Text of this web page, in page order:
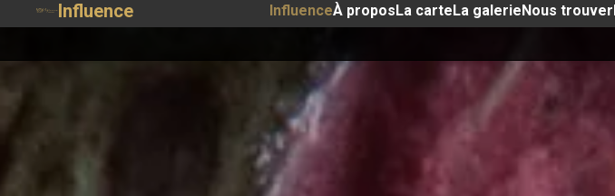
Influence InfluenceÀ propos La carte La galerie Nous trouver